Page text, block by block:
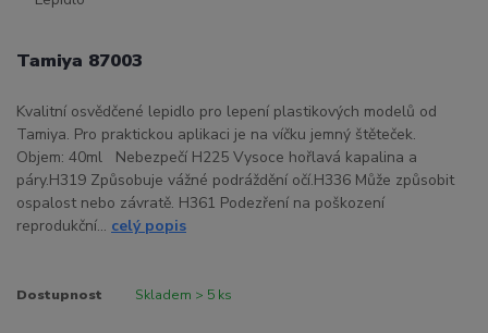
Tamiya 87003
Kvalitní osvědčené lepidlo pro lepení plastikových modelů od
Tamiya. Pro praktickou aplikaci je na víčku jemný štěteček.
Objem: 40ml Nebezpečí H225 Vysoce hořlavá kapalina a
páry.H319 Způsobuje vážné podráždění očí.H336 Může způsobit
ospalost nebo závratě. H361 Podezření na poškození
reprodukční... celý popis
Dostupnost Skladem > 5 ks